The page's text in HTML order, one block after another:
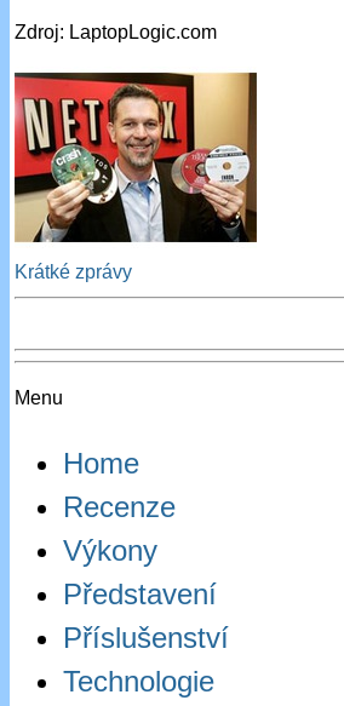
Zdroj: LaptopLogic.com
Krátké zprávy
Menu
Home
Recenze
Výkony
Představení
Příslušenství
Technologie